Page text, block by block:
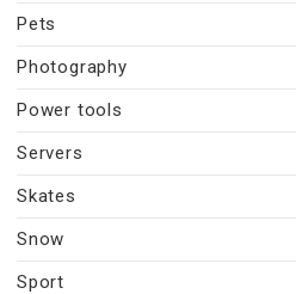
Pets
Photography
Power tools
Servers
Skates
Snow
Sport